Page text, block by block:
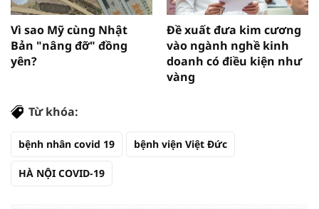
Vì sao Mỹ cùng Nhật
Bản "nâng đỡ" đồng
yên?
Đề xuất đưa kim cương
vào ngành nghề kinh
doanh có điều kiện như
vàng
Từ khóa:
bệnh nhân covid 19 bệnh viện Việt Đức
HÀ NỘI COVID-19